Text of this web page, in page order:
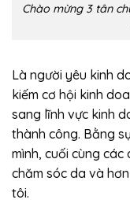
Chào mừng 3 tân
Là người yêu kinh
kiếm cơ hội kinh
sang lĩnh vực kinh
thành công. Bằng
mình, cuối cùng
chăm sóc da và
tôi.